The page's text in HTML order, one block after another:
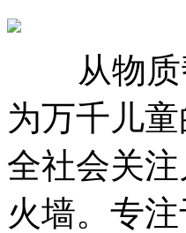
从物质帮
为万千儿
全社会关
火墙。专